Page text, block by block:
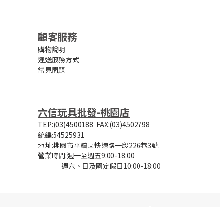
顧客服務
購物說明
運送服務方式
常見問題
六信玩具批發-桃園店
TEP:(03)4500188 FAX:(03)4502798
統編:54525931
地址:桃園市平鎮區快速路一段226巷3號
營業時間:週一至週五9:00-18:00
週六、日及國定假日10:00-18:00